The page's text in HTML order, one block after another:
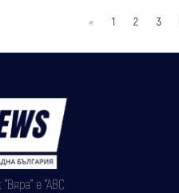
« 1 2 3
е "АВС